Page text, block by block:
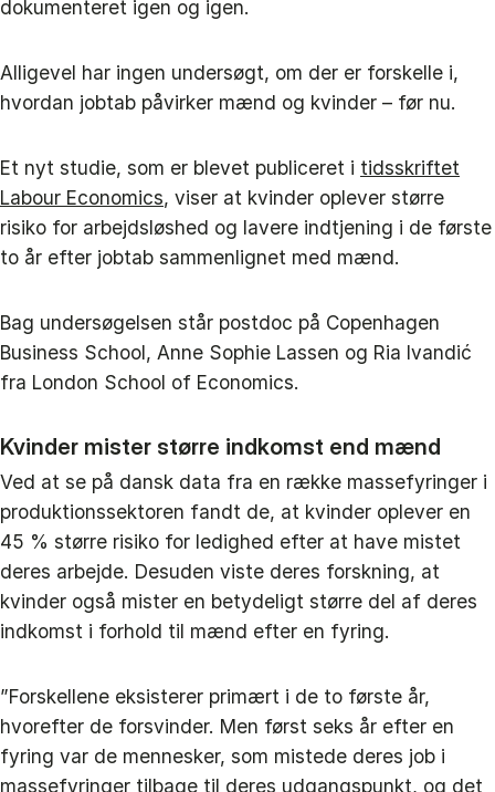
dokumenteret igen og igen.
Alligevel har ingen undersøgt, om der er forskelle i,
hvordan jobtab påvirker mænd og kvinder – før nu.
Et nyt studie, som er blevet publiceret i tidsskriftet
Labour Economics, viser at kvinder oplever større
risiko for arbejdsløshed og lavere indtjening i de første
to år efter jobtab sammenlignet med mænd.
Bag undersøgelsen står postdoc på Copenhagen
Business School, Anne Sophie Lassen og Ria Ivandić
fra London School of Economics.
Kvinder mister større indkomst end mænd
Ved at se på dansk data fra en række massefyringer i
produktionssektoren fandt de, at kvinder oplever en
45 % større risiko for ledighed efter at have mistet
deres arbejde. Desuden viste deres forskning, at
kvinder også mister en betydeligt større del af deres
indkomst i forhold til mænd efter en fyring.
”Forskellene eksisterer primært i de to første år,
hvorefter de forsvinder. Men først seks år efter en
fyring var de mennesker, som mistede deres job i
massefyringer tilbage til deres udgangspunkt, og det